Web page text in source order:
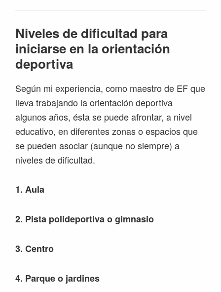
Niveles de dificultad para
iniciarse en la orientación
deportiva
Según mi experiencia, como maestro de EF que
lleva trabajando la orientación deportiva
algunos años, ésta se puede afrontar, a nivel
educativo, en diferentes zonas o espacios que
se pueden asociar (aunque no siempre) a
niveles de dificultad.
1. Aula
2. Pista polideportiva o gimnasio
3. Centro
4. Parque o jardines